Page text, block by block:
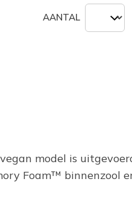
AANTAL
model is
Foam™ binnenzool